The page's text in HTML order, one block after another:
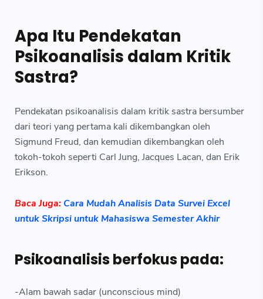
Apa Itu Pendekatan
Psikoanalisis dalam Kritik
Sastra?
Pendekatan psikoanalisis dalam kritik sastra bersumber
dari teori yang pertama kali dikembangkan oleh
Sigmund Freud, dan kemudian dikembangkan oleh
tokoh-tokoh seperti Carl Jung, Jacques Lacan, dan Erik
Erikson.
Baca Juga: Cara Mudah Analisis Data Survei Excel
untuk Skripsi untuk Mahasiswa Semester Akhir
Psikoanalisis berfokus pada:
-Alam bawah sadar (unconscious mind)